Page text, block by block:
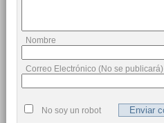
Nombre
Correo Electrónico (No se publicará)
No soy un robot